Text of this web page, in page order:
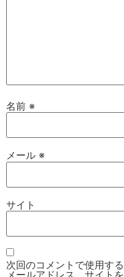
名前 ※
メール ※
サイト
次回のコメントで使用す